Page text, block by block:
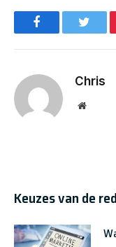
Facebook
Chris
Website
Keuzes van de